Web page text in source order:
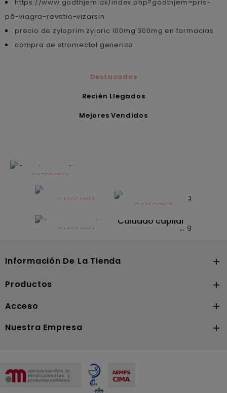
https://www.godthjem.dk/index.php?godthjem=pris-
på-viagra-revatio-vizarsin
precio de zyloprim zyloric 100mg 300mg en farmacias
compra de stromectol generica
Destacados
Recién Llegados
Mejores Vendidos
CATEGORÍA
Alimentación
infantilCATEGORÍA
Dermocosmética
CATEGORÍA
Solares
CATEGORÍA
Cuidado capilar
Información De La Tienda 
Productos 
Acceso 
Nuestra Empresa 